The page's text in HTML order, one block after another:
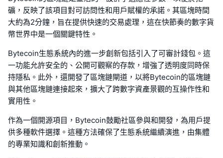
礦，反映了該項目對可訪問性和用戶賦權的承諾。其區塊時間
大約為2分鐘，旨在提供快速的交易處理，這在快節奏的數字貨
幣世界中是一個關鍵特性。
Bytecoin生態系統內的進一步創新包括引入了可審計錢包。這
一功能允許安全的、公開可觀察的存款，增強了透明度同時保
持隱私。此外，還開發了區塊鏈閘道，以將Bytecoin的區塊鏈
與其他區塊鏈連接起來，擴大了跨數字資產景觀的互操作性和
實用性。
作為一個開源項目，Bytecoin鼓勵社區參與和開發，為用戶提
供多種軟件選擇。這種方法確保了生態系統繼續演進，由集體
的專業知識和創新推動。